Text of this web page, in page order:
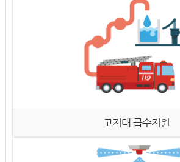
고지대 급수지원